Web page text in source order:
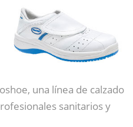
una línea de calzado
sanitarios y